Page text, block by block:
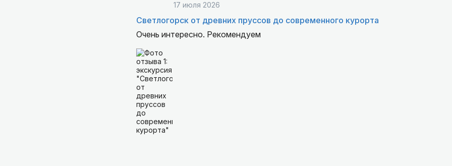
17 июля 2026
Светлогорск от древних пруссов до современного курорта
Очень интересно. Рекомендуем